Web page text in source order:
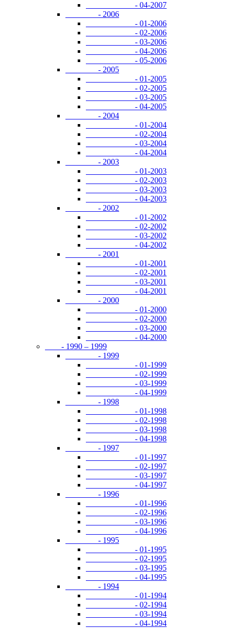
- 04-2007
- 2006
- 01-2006
- 02-2006
- 03-2006
- 04-2006
- 05-2006
- 2005
- 01-2005
- 02-2005
- 03-2005
- 04-2005
- 2004
- 01-2004
- 02-2004
- 03-2004
- 04-2004
- 2003
- 01-2003
- 02-2003
- 03-2003
- 04-2003
- 2002
- 01-2002
- 02-2002
- 03-2002
- 04-2002
- 2001
- 01-2001
- 02-2001
- 03-2001
- 04-2001
- 2000
- 01-2000
- 02-2000
- 03-2000
- 04-2000
- 1990 – 1999
- 1999
- 01-1999
- 02-1999
- 03-1999
- 04-1999
- 1998
- 01-1998
- 02-1998
- 03-1998
- 04-1998
- 1997
- 01-1997
- 02-1997
- 03-1997
- 04-1997
- 1996
- 01-1996
- 02-1996
- 03-1996
- 04-1996
- 1995
- 01-1995
- 02-1995
- 03-1995
- 04-1995
- 1994
- 01-1994
- 02-1994
- 03-1994
- 04-1994